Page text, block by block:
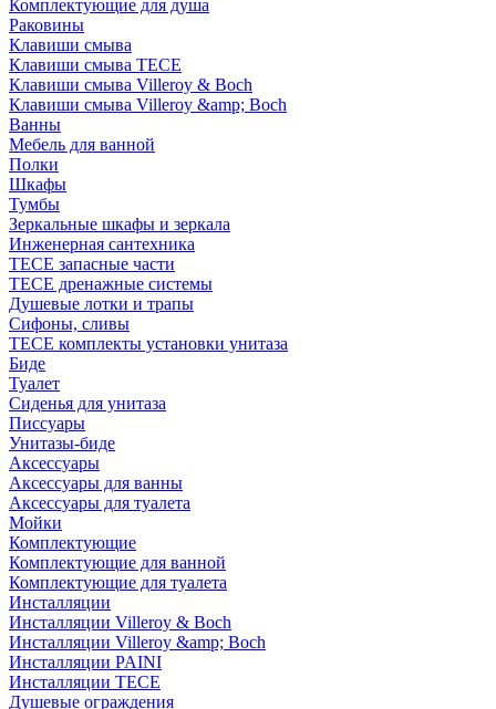
Комплектующие для душа
Раковины
Клавиши смыва
Клавиши смыва TECE
Клавиши смыва Villeroy & Boch
Клавиши смыва Villeroy &amp; Boch
Ванны
Мебель для ванной
Полки
Шкафы
Тумбы
Зеркальные шкафы и зеркала
Инженерная сантехника
TECE запасные части
TECE дренажные системы
Душевые лотки и трапы
Сифоны, сливы
TECE комплекты установки унитаза
Биде
Туалет
Сиденья для унитаза
Писсуары
Унитазы-биде
Аксессуары
Аксессуары для ванны
Аксессуары для туалета
Мойки
Комплектующие
Комплектующие для ванной
Комплектующие для туалета
Инсталляции
Инсталляции Villeroy & Boch
Инсталляции Villeroy &amp; Boch
Инсталляции PAINI
Инсталляции TECE
Душевые ограждения